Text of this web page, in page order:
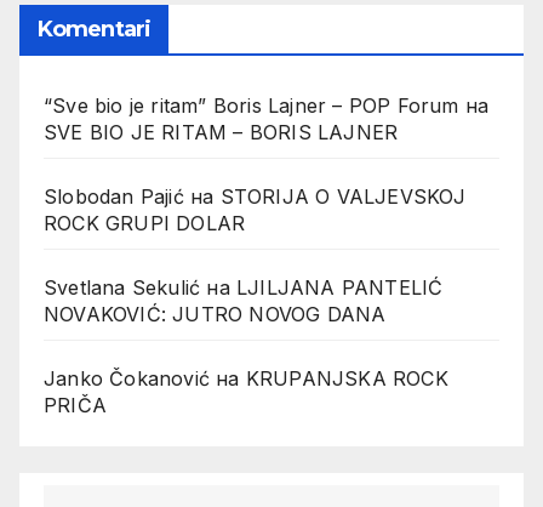
Komentari
“Sve bio je ritam” Boris Lajner – POP Forum на
SVE BIO JE RITAM – BORIS LAJNER
Slobodan Pajićна STORIJA O VALJEVSKOJ
ROCK GRUPI DOLAR
Svetlana Sekulić на LJILJANA PANTELIĆ
NOVAKOVIĆ: JUTRO NOVOG DANA
Janko Čokanović на KRUPANJSKA ROCK
PRIČA